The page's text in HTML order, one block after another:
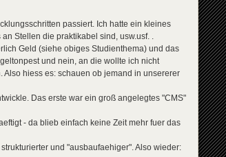
passiert. Ich hatte ein kleines
Stellen die praktikabel sind, usw.usf. .
Geld (siehe obiges Studienthema) und das
und nein, an die wollte ich nicht
hiess es: schauen ob jemand in unsererer
Das erste war ein groß angelegtes "CMS"
- da blieb einfach keine Zeit mehr fuer das
und "ausbaufaehiger". Also wieder: